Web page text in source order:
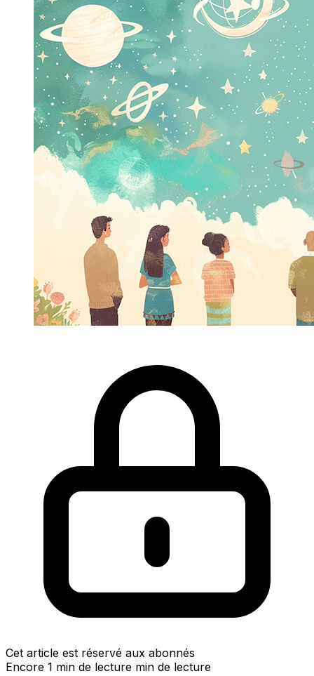
Cet article est réservé aux abonnés
Encore 1 min de lecture min de lecture